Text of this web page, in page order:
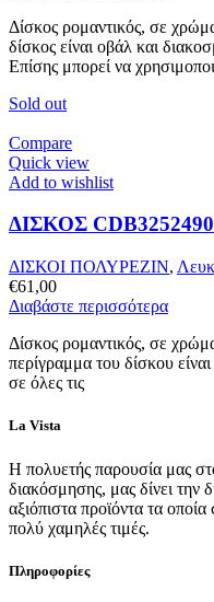
Δίσκος ρομαντικός, σε
δίσκος είναι οβάλ και
Επίσης μπορεί να
Sold out
Compare
Quick view
Add to wishlist
ΔΙΣΚΟΣ CDB3252490
ΔΙΣΚΟΙ ΠΟΛΥΡΕΖΙΝ,
€61,00
Διαβάστε περισσότερα
Δίσκος ρομαντικός, σε
περίγραμμα του δίσκου
σε όλες τις
La Vista
Η πολυετής παρουσία μας
διακόσμησης, μας δίνει την
αξιόπιστα προϊόντα τα
πολύ χαμηλές τιμές.
Πληροφορίες